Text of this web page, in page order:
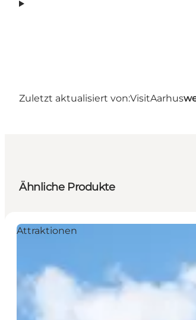
Zuletzt aktualisiert von:VisitAarhus
Ähnliche Produkte
Attraktionen